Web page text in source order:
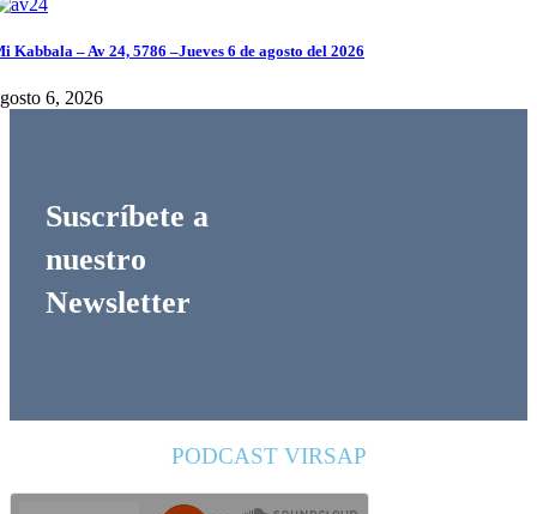
Kabbala – Av 24, 5786 –Jueves 6 de agosto del 2026
6, 2026
Suscríbete a
nuestro
Newsletter
PODCAST VIRSAP